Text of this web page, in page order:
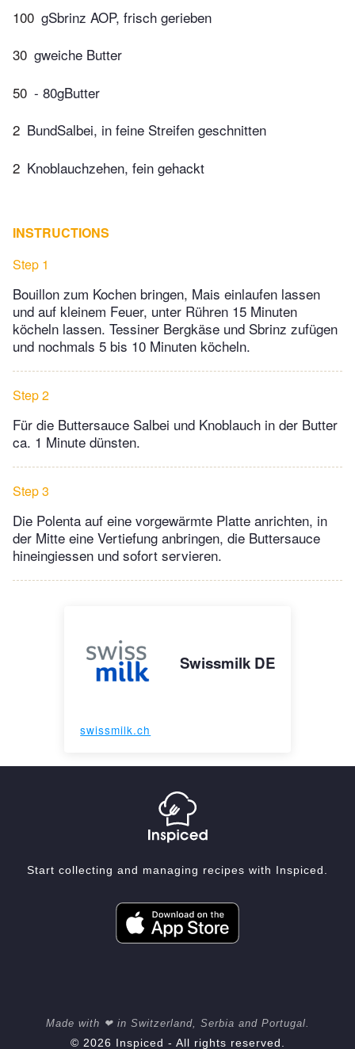
100 gSbrinz AOP, frisch gerieben
30 gweiche Butter
50 - 80gButter
2 BundSalbei, in feine Streifen geschnitten
2 Knoblauchzehen, fein gehackt
INSTRUCTIONS
Step 1
Bouillon zum Kochen bringen, Mais einlaufen lassen
und auf kleinem Feuer, unter Rühren 15 Minuten
köcheln lassen. Tessiner Bergkäse und Sbrinz zufügen
und nochmals 5 bis 10 Minuten köcheln.
Step 2
Für die Buttersauce Salbei und Knoblauch in der Butter
ca. 1 Minute dünsten.
Step 3
Die Polenta auf eine vorgewärmte Platte anrichten, in
der Mitte eine Vertiefung anbringen, die Buttersauce
hineingiessen und sofort servieren.
Swissmilk DE
swissmilk.ch
Start collecting and managing recipes with Inspiced.
Made with ❤ in Switzerland, Serbia and Portugal.
© 2026 Inspiced - All rights reserved.